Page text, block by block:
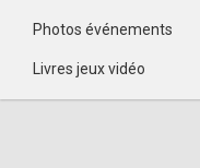
Youtube
Photos événements
Livres jeux vidéo